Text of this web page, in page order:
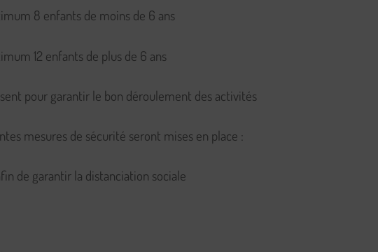
8 enfants de moins de 6 ans
12 enfants de plus de 6 ans
pour garantir le bon déroulement des activités
mesures de sécurité seront mises en place :
de garantir la distanciation sociale